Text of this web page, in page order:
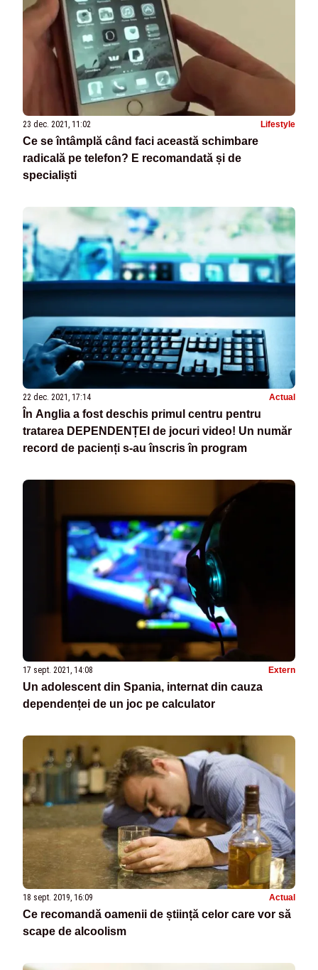
23 dec. 2021, 11:02 Lifestyle
Ce se întâmplă când faci această schimbare
radicală pe telefon? E recomandată și de
specialiști
22 dec. 2021, 17:14 Actual
În Anglia a fost deschis primul centru pentru
tratarea DEPENDENȚEI de jocuri video! Un număr
record de pacienți s-au înscris în program
17 sept. 2021, 14:08 Extern
Un adolescent din Spania, internat din cauza
dependenței de un joc pe calculator
18 sept. 2019, 16:09 Actual
Ce recomandă oamenii de știință celor care vor să
scape de alcoolism